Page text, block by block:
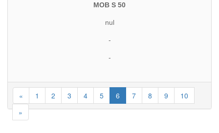
MOB S 50
nul
-
-
« 1 2 3 4 5 6 7 8 9
10
»